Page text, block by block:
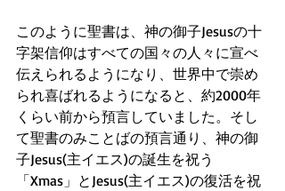
このように聖書は、神の御子Jesusの十
字架信仰はすべての国々の人々に宣べ
伝えられるようになり、世界中で崇め
られ喜ばれるようになると、約2000年
くらい前から預言していました。そし
て聖書のみことばの預言通り、神の御
子Jesus(主イエス)の誕生を祝う
「Xmas」とJesus(主イエス)の復活を祝